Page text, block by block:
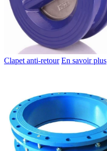
Clapet anti-retour En savoir plus